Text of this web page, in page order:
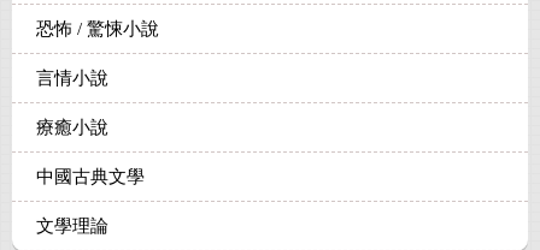
恐怖 / 驚悚小說
言情小說
療癒小說
中國古典文學
文學理論